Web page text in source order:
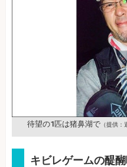
待望の1匹は猪鼻湖で （提供
キビレゲームの醍